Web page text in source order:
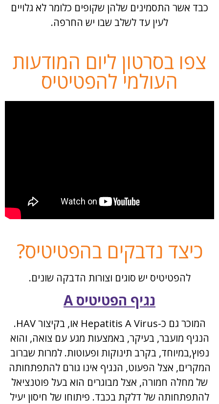
כבד אשר התסמינים שלהן שקופים כלומר לא גלויים
לעין עד לשלב שבו יש החרפה.
צפו בסרטון ליום המודעות
העולמי להפטיטיס
כיצד נדבקים בהפטיטיס?
להפטיטיס יש סוגים וצורות הדבקה שונים.
נגיף הפטיטיס A
המוכר גם כ-Hepatitis A Virus או, בקיצור HAV.
הנגיף מועבר, בעיקר, באמצעות מגע עם צואה, והוא
נפוץ,במיוחד, בקרב תינוקות ופעוטות. למרות שברוב
המקרים, אצל הפעוט, הנגיף אינו גורם להתפתחותה
של מחלה חמורה, אצל מבוגרים הוא בעל פוטנציאל
להתפתחותה של דלקת בכבד. פיתוחו של חיסון יעיל